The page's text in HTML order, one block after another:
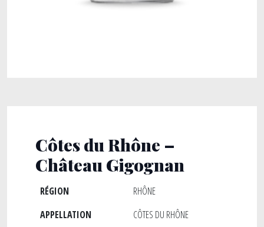
Côtes du Rhône –
Château Gigognan
RÉGION
RHÔNE
APPELLATION
CÔTES DU RHÔNE